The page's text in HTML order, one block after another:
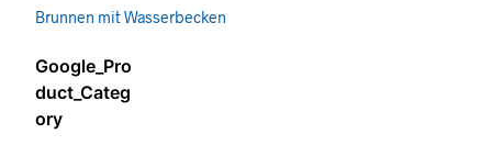
Brunnen mit Wasserbecken
Google_Pro
duct_Categ
ory